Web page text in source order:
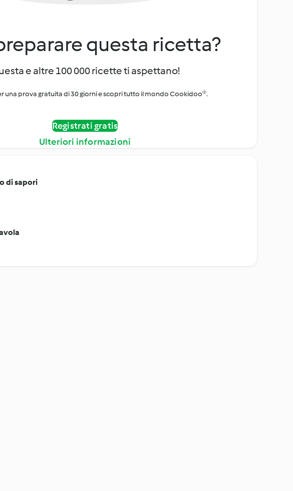
questa ricetta?
e altre 100 000 ricette ti aspettano!
una prova gratuita di 30 giorni e scopri tutto il mondo Cookidoo®.
Registrati gratis
Ulteriori informazioni
di sapori